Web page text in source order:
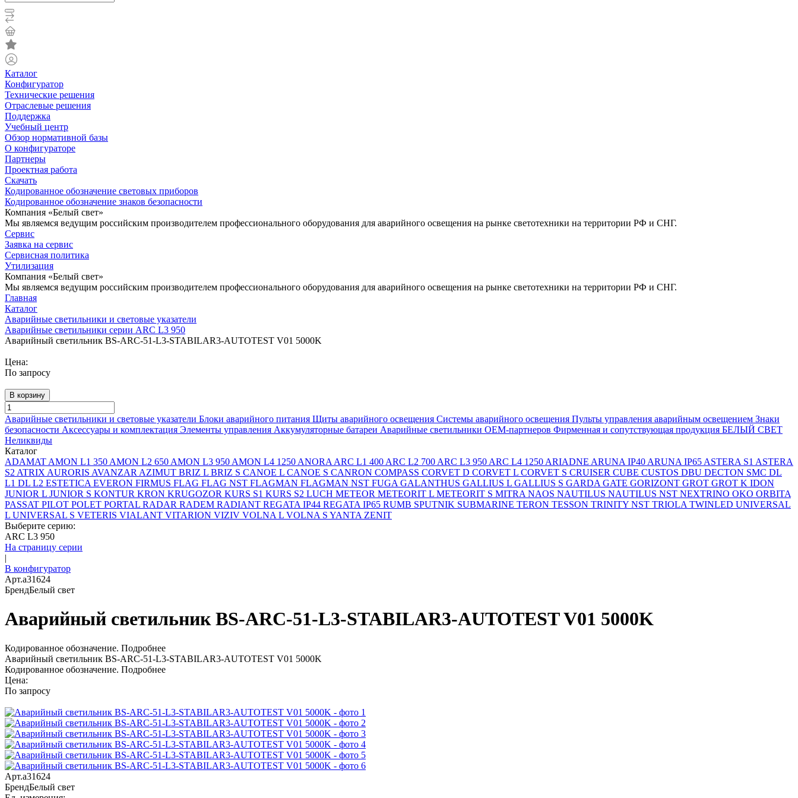
Каталог
Конфигуратор
Технические решения
Отраслевые решения
Поддержка
Учебный центр
Обзор нормативной базы
О конфигураторе
Партнеры
Проектная работа
Скачать
Кодированное обозначение световых приборов
Кодированное обозначение знаков безопасности
Компания «Белый свет»
Мы являемся ведущим российским производителем профессионального оборудования для аварийного освещения на рынке светотехники на территории РФ и СНГ.
Сервис
Заявка на сервис
Сервисная политика
Утилизация
Компания «Белый свет»
Мы являемся ведущим российским производителем профессионального оборудования для аварийного освещения на рынке светотехники на территории РФ и СНГ.
Главная
Каталог
Аварийные светильники и световые указатели
Аварийные светильники серии ARC L3 950
Аварийный светильник BS-ARC-51-L3-STABILAR3-AUTOTEST V01 5000K
Цена:
По запросу
В корзину
Аварийные светильники и световые указатели Блоки аварийного питания Щиты аварийного освещения Системы аварийного освещения Пульты управления аварийным освещением Знаки
безопасности Аксессуары и комплектация Элементы управления Аккумуляторные батареи Аварийные светильники ОЕМ-партнеров Фирменная и сопутствующая продукция БЕЛЫЙ СВЕТ
Неликвиды
Каталог
ADAMAT AMON L1 350 AMON L2 650 AMON L3 950 AMON L4 1250 ANORA ARC L1 400 ARC L2 700 ARC L3 950 ARC L4 1250 ARIADNE ARUNA IP40 ARUNA IP65 ASTERA S1 ASTERA
S2 ATRIX AURORIS AVANZAR AZIMUT BRIZ L BRIZ S CANOE L CANOE S CANRON COMPASS CORVET D CORVET L CORVET S CRUISER CUBE CUSTOS DBU DECTON SMC DL
L1 DL L2 ESTETICA EVERON FIRMUS FLAG FLAG NST FLAGMAN FLAGMAN NST FUGA GALANTHUS GALLIUS L GALLIUS S GARDA GATE GORIZONT GROT GROT K IDON
JUNIOR L JUNIOR S KONTUR KRON KRUGOZOR KURS S1 KURS S2 LUCH METEOR METEORIT L METEORIT S MITRA NAOS NAUTILUS NAUTILUS NST NEXTRINO OKO ORBITA
PASSAT PILOT POLET PORTAL RADAR RADEM RADIANT REGATA IP44 REGATA IP65 RUMB SPUTNIK SUBMARINE TERON TESSON TRINITY NST TRIOLA TWINLED UNIVERSAL
L UNIVERSAL S VETERIS VIALANT VITARION VIZIV VOLNA L VOLNA S YANTA ZENIT
Выберите серию:
ARC L3 950
На страницу серии
|
В конфигуратор
Арт.a31624
БрендБелый свет
Аварийный светильник BS-ARC-51-L3-STABILAR3-AUTOTEST V01 5000K
Кодированное обозначение. Подробнее
Аварийный светильник BS-ARC-51-L3-STABILAR3-AUTOTEST V01 5000K
Кодированное обозначение. Подробнее
Цена:
По запросу
Арт.a31624
БрендБелый свет